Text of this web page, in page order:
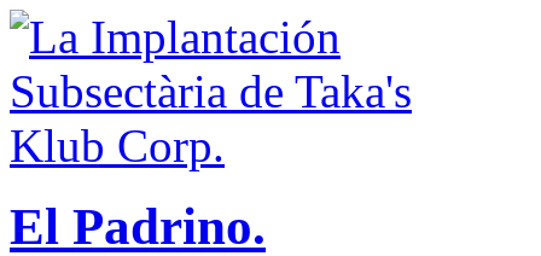
El Padrino.